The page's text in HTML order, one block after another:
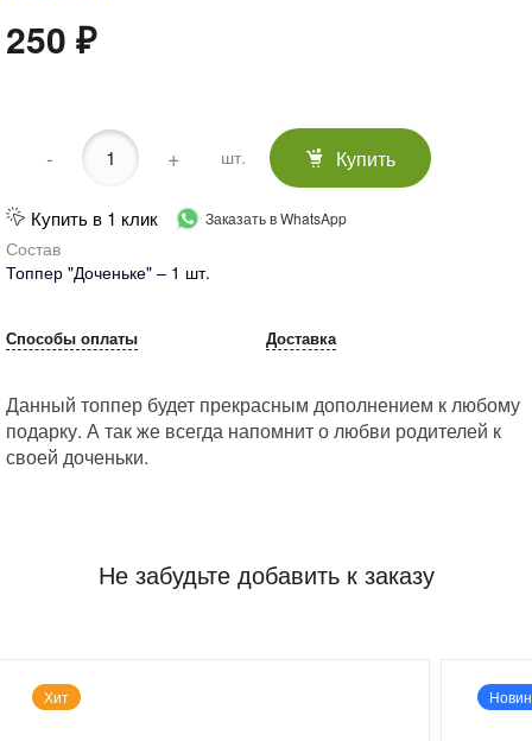
250 ₽
- + шт. Купить
Купить в 1 клик Заказать в WhatsApp
Состав
Топпер "Доченьке" – 1 шт.
Способы оплаты Доставка
Данный топпер будет прекрасным дополнением к любому
подарку. А так же всегда напомнит о любви родителей к
своей доченьки.
Не забудьте добавить к заказу
Хит